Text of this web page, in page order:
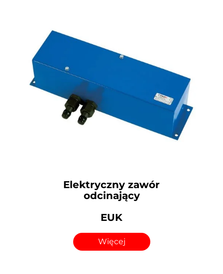
Elektryczny zawór
odcinający
EUK
Więcej